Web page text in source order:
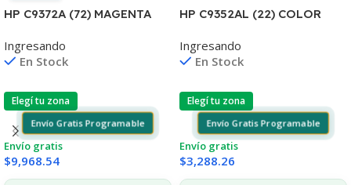
HP C9372A (72) MAGENTA
790 130ML UK
Ingresando
En Stock
Elegí tu zona
Envío Gratis Programable
Envío gratis
$9,968.54
HP C9352AL (22) COLOR
5 6ML (D)
Ingresando
En Stock
Elegí tu zona
Envío Gratis Programable
Envío gratis
$3,288.26